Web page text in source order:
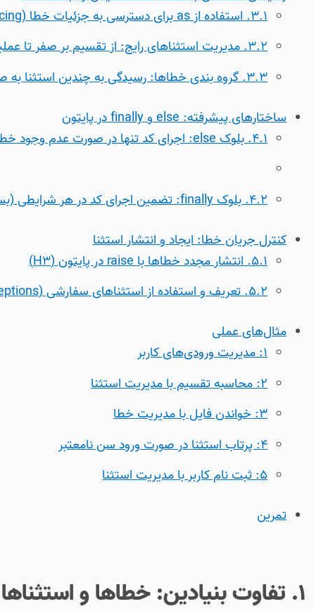
۳.۱. استفاده از as برای دسترسی به جزئیات خطا (Tracing) (H3)
۳.۲. مدیریت استثناهای رایج: از تقسیم بر صفر تا عملیات فایل (H3)
۳.۳. گروه بندی خطاها: رسیدگی به چندین استثنا به صورت همزمان (H3)
ساختارهای پیشرفته: else و finally در پایتون
۴.۱. بلوک else: اجرای کد تنها در صورت عدم وجود خطا (H3)
۴.۲. بلوک finally: تضمین اجرای کد در هر شرایطی (بستن منابع) (H3)
کنترل جریان خطا: ایجاد و انتشار استثنا
۵.۱. انتشار مجدد خطاها با raise در پایتون (H3)
۵.۲. تعریف و استفاده از استثناهای سفارشی (Custom Exceptions) (H3)
مثال‌های عملی
1: مدیریت ورودی‌های کاربر
2: محاسبه تقسیم با مدیریت استثنا
3: خواندن فایل با مدیریت خطا
4: پرتاب استثنا در صورت ورود سن نامعتبر
5: ثبت نام کاربر با مدیریت استثنا
تمرین
۱. تفاوت بنیادین: خطاها و